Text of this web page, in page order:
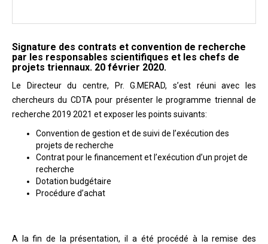
Signature des contrats et convention de recherche
par les responsables scientifiques et les chefs de
projets triennaux. 20 février 2020.
Le Directeur du centre, Pr. G.MERAD, s’est réuni avec les
chercheurs du CDTA pour présenter le programme triennal de
recherche 2019 2021 et exposer les points suivants:
Convention de gestion et de suivi de l’exécution des
projets de recherche
Contrat pour le financement et l’exécution d’un projet de
recherche
Dotation budgétaire
Procédure d’achat
A la fin de la présentation, il a été procédé à la remise des